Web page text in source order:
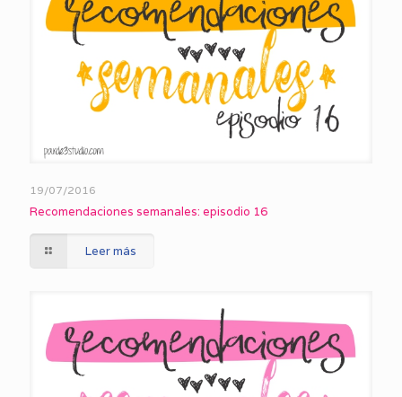
19/07/2016
Recomendaciones semanales: episodio 16
Leer más